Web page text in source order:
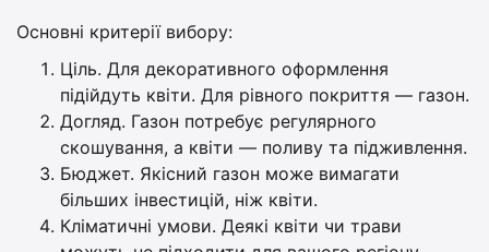
Основні критерії вибору:
Ціль. Для декоративного оформлення
підійдуть квіти. Для рівного покриття — газон.
Догляд. Газон потребує регулярного
скошування, а квіти — поливу та підживлення.
Бюджет. Якісний газон може вимагати
більших інвестицій, ніж квіти.
Кліматичні умови. Деякі квіти чи трави